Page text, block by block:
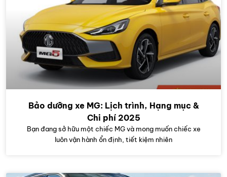
Bảo dưỡng xe MG: Lịch trình, Hạng mục &
Chi phí 2025
Bạn đang sở hữu một chiếc MG và mong muốn chiếc xe
luôn vận hành ổn định, tiết kiệm nhiên